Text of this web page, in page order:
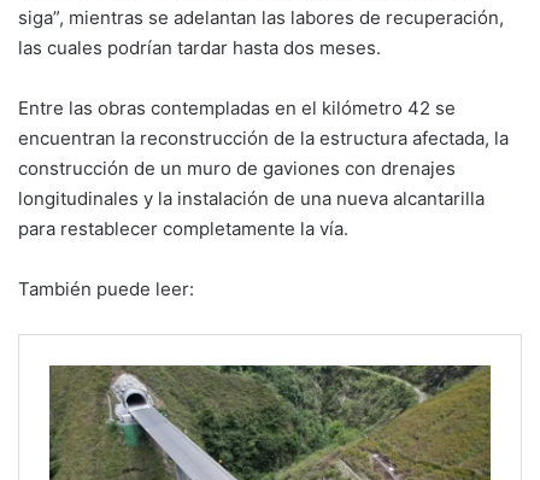
siga”, mientras se adelantan las labores de recuperación,
las cuales podrían tardar hasta dos meses.
Entre las obras contempladas en el kilómetro 42 se
encuentran la reconstrucción de la estructura afectada, la
construcción de un muro de gaviones con drenajes
longitudinales y la instalación de una nueva alcantarilla
para restablecer completamente la vía.
También puede leer: